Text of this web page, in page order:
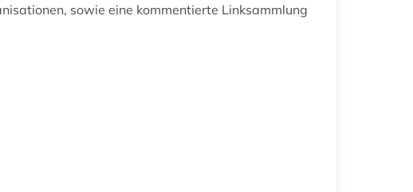
sowie eine kommentierte Linksammlung